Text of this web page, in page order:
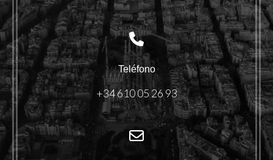
Teléfono
+34 610 05 26 93